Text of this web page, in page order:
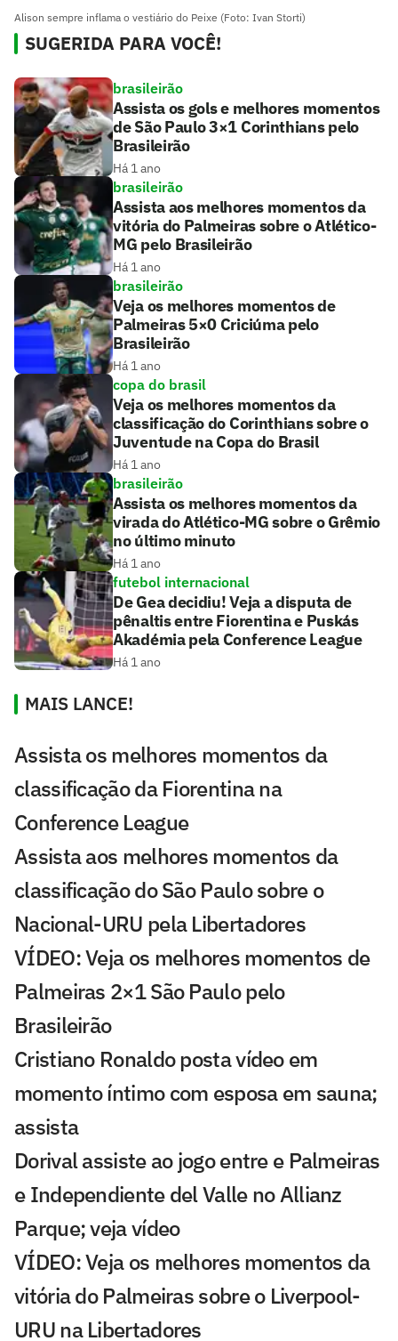
Alison sempre inflama o vestiário do Peixe (Foto: Ivan Storti)
SUGERIDA PARA VOCÊ!
brasileirão
Assista os gols e melhores momentos
de São Paulo 3×1 Corinthians pelo
Brasileirão
Há 1 ano
brasileirão
Assista aos melhores momentos da
vitória do Palmeiras sobre o Atlético-
MG pelo Brasileirão
Há 1 ano
brasileirão
Veja os melhores momentos de
Palmeiras 5×0 Criciúma pelo
Brasileirão
Há 1 ano
copa do brasil
Veja os melhores momentos da
classificação do Corinthians sobre o
Juventude na Copa do Brasil
Há 1 ano
brasileirão
Assista os melhores momentos da
virada do Atlético-MG sobre o Grêmio
no último minuto
Há 1 ano
futebol internacional
De Gea decidiu! Veja a disputa de
pênaltis entre Fiorentina e Puskás
Akadémia pela Conference League
Há 1 ano
MAIS LANCE!
Assista os melhores momentos da
classificação da Fiorentina na
Conference League
Assista aos melhores momentos da
classificação do São Paulo sobre o
Nacional-URU pela Libertadores
VÍDEO: Veja os melhores momentos de
Palmeiras 2×1 São Paulo pelo
Brasileirão
Cristiano Ronaldo posta vídeo em
momento íntimo com esposa em sauna;
assista
Dorival assiste ao jogo entre e Palmeiras
e Independiente del Valle no Allianz
Parque; veja vídeo
VÍDEO: Veja os melhores momentos da
vitória do Palmeiras sobre o Liverpool-
URU na Libertadores